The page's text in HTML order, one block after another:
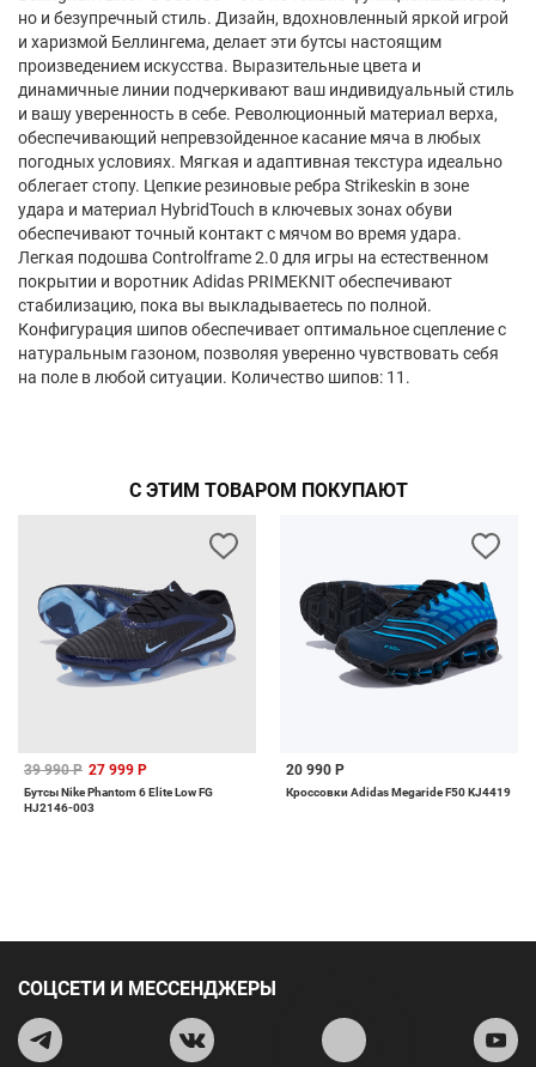
но и безупречный стиль. Дизайн, вдохновленный яркой игрой
и харизмой Беллингема, делает эти бутсы настоящим
произведением искусства. Выразительные цвета и
динамичные линии подчеркивают ваш индивидуальный стиль
и вашу уверенность в себе. Революционный материал верха,
обеспечивающий непревзойденное касание мяча в любых
погодных условиях. Мягкая и адаптивная текстура идеально
облегает стопу. Цепкие резиновые ребра Strikeskin в зоне
удара и материал HybridTouch в ключевых зонах обуви
обеспечивают точный контакт с мячом во время удара.
Легкая подошва Controlframe 2.0 для игры на естественном
покрытии и воротник Adidas PRIMEKNIT обеспечивают
стабилизацию, пока вы выкладываетесь по полной.
Конфигурация шипов обеспечивает оптимальное сцепление с
натуральным газоном, позволяя уверенно чувствовать себя
на поле в любой ситуации. Количество шипов: 11.
С ЭТИМ ТОВАРОМ ПОКУПАЮТ
39 990 Р 27 999 Р
Бутсы Nike Phantom 6 Elite Low FG
HJ2146-003
20 990 Р
Кроссовки Adidas Megaride F50 KJ4419
СОЦСЕТИ И МЕССЕНДЖЕРЫ